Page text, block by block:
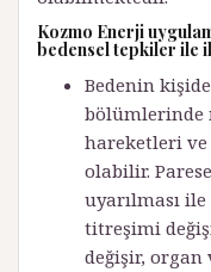
Kozmo Enerji
bedensel tepkiler ile
Bedenin
bölümlerinde
hareketleri
olabilir.
uyarılması
titreşimi
değişir, organ